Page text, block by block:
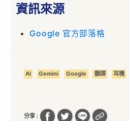
資訊來源
Google 官方部落格
AI Gemini Google 翻譯 耳機
分享 :